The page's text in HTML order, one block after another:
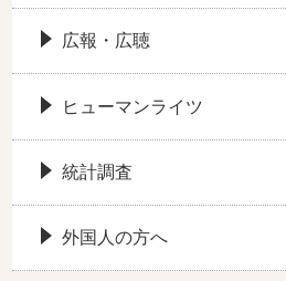
広報・広聴
ヒューマンライツ
統計調査
外国人の方へ